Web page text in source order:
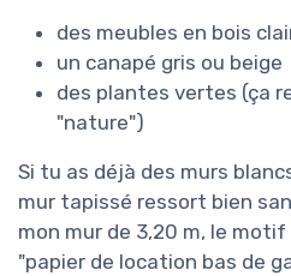
des meubles en bois
un canapé gris ou beige
des plantes vertes (ça
"nature")
Si tu as déjà des murs
mur tapissé ressort bien
mon mur de 3,20 m, le
"papier de location bas de